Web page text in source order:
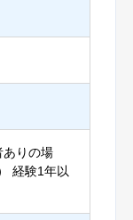
りの場
経験1年以